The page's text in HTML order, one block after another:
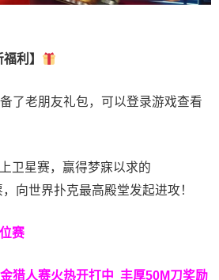
利】
了老朋友礼包，可以登录游戏查看
卫星赛，赢得梦寐以求的
向世界扑克最高殿堂发起进攻！
赛
猎人赛火热开打中 丰厚50M刀奖励